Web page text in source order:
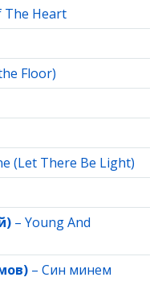
The Heart
Floor)
(Let There Be Light)
– Young And
– Син минем